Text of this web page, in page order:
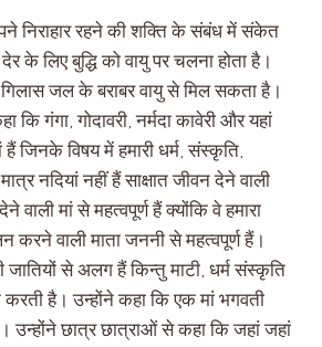
निराहार रहने की शक्ति के संबंध में संकेत
के लिए बुद्धि को वायु पर चलना होता है।
जल के बराबर वायु से मिल सकता है।
कि गंगा, गोदावरी, नर्मदा कावेरी और यहां
हैं जिनके विषय में हमारी धर्म, संस्कृति,
नदियां नहीं हैं साक्षात जीवन देने वाली
वाली मां से महत्वपूर्ण हैं क्योंकि वे हमारा
करने वाली माता जननी से महत्वपूर्ण हैं।
जातियों से अलग हैं किन्तु माटी, धर्म संस्कृति
है। उन्होंने कहा कि एक मां भगवती
उन्होंने छात्र छात्राओं से कहा कि जहां जहां